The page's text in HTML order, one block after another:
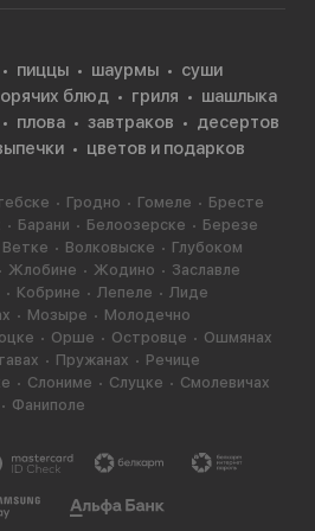
масло. Как видим, это очень
тартар. В то время как наша
напоминает… суши!
здоровое и вкусное питание.
Поэтому доставайте
и делайте сочную фотографию
пиццы шаурмы
суши
блюд гриля
шашлыка
плова завтраков
десертов
цветов и подарков
Гродно Гомеле
Бресте
Барани Белоозерске
Березе
Ветке Волковыске
Глубоком
Жлобине Жодино
Заславле
Кобрине Лепеле
Лиде
Мозыре
Молодечно
Орше Островце
Ошмянах
Пружанах
Речице
Слониме Слуцке
Смолевичах
Фаниполе